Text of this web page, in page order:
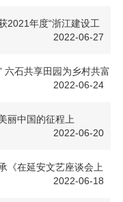
2021年度“浙江建设工
2022-06-27
六石共享田园为乡村共富
2022-06-24
丽中国的征程上
2022-06-20
《在延安文艺座谈会上
2022-06-18